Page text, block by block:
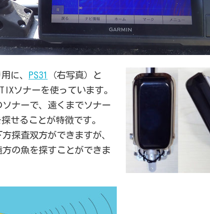
に、 PS31
（右写真）と
ソナーを使っています。
ソナーで、遠くまでソナー
せることが特徴です。
探査双方ができますが、
方の魚を探すことができま